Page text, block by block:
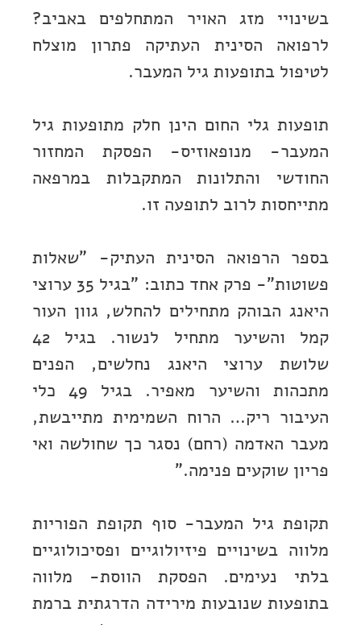
בשינויי מזג האויר המתחלפים באביב?
לרפואה הסינית העתיקה פתרון מוצלח
לטיפול בתופעות גיל המעבר.
תופעות גלי החום הינן חלק מתופעות גיל
המעבר- מנופאוזיס- הפסקת המחזור
החודשי והתלונות המתקבלות במרפאה
מתייחסות לרוב לתופעה זו.
בספר הרפואה הסינית העתיק- "שאלות
פשוטות"- פרק אחד כתוב: "בגיל 35 ערוצי
היאנג הבוהק מתחילים להחלש, גוון העור
קמל והשיער מתחיל לנשור. בגיל 42
שלושת ערוצי היאנג נחלשים, הפנים
מתכהות והשיער מאפיר. בגיל 49 כלי
העיבור ריק… הרוח השמימית מתייבשת,
מעבר האדמה (רחם) נסגר כך שחולשה ואי
פריון שוקעים פנימה."
תקופת גיל המעבר- סוף תקופת הפוריות
מלווה בשינויים פיזיולוגיים ופסיכולוגיים
בלתי נעימים. הפסקת הווסת- מלווה
בתופעות שנובעות מירידה הדרגתית ברמת